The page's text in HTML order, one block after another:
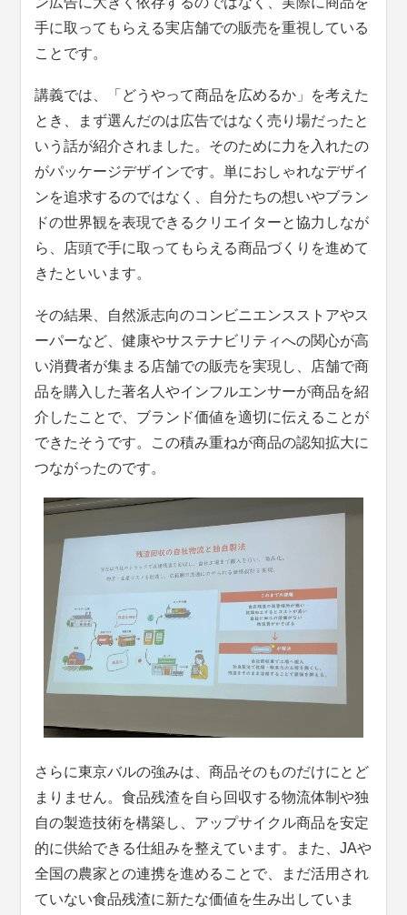
手に取ってもらえる実店舗での販売を重視している
ことです。
講義では、「どうやって商品を広めるか」を考えた
とき、まず選んだのは広告ではなく売り場だったと
いう話が紹介されました。そのために力を入れたの
がパッケージデザインです。単におしゃれなデザイ
ンを追求するのではなく、自分たちの想いやブラン
ドの世界観を表現できるクリエイターと協力しなが
ら、店頭で手に取ってもらえる商品づくりを進めて
きたといいます。
その結果、自然派志向のコンビニエンスストアやス
ーパーなど、健康やサステナビリティへの関心が高
い消費者が集まる店舗での販売を実現し、店舗で商
品を購入した著名人やインフルエンサーが商品を紹
介したことで、ブランド価値を適切に伝えることが
できたそうです。この積み重ねが商品の認知拡大に
つながったのです。
さらに東京バルの強みは、商品そのものだけにとど
まりません。食品残渣を自ら回収する物流体制や独
自の製造技術を構築し、アップサイクル商品を安定
的に供給できる仕組みを整えています。また、JAや
全国の農家との連携を進めることで、まだ活用され
ていない食品残渣に新たな価値を生み出していま